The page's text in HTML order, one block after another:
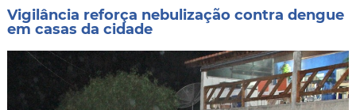
Vigilância reforça nebulização contra dengue
em casas da cidade